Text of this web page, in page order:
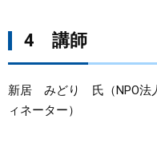
4 講師
新居 みどり 氏（NPO法
ィネーター）